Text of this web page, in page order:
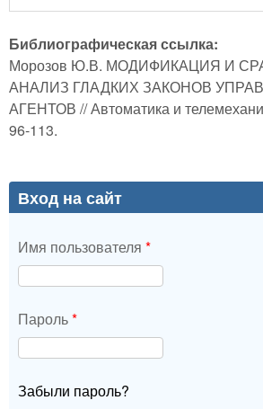
Библиографическая ссылка:
Морозов Ю.В. МОДИФИКАЦИЯ И
АНАЛИЗ ГЛАДКИХ ЗАКОНОВ
АГЕНТОВ // Автоматика и
96-113.
Вход на сайт
Имя пользователя *
Пароль*
Забыли пароль?